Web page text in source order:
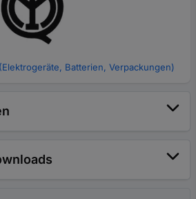
Batterien, Verpackungen)